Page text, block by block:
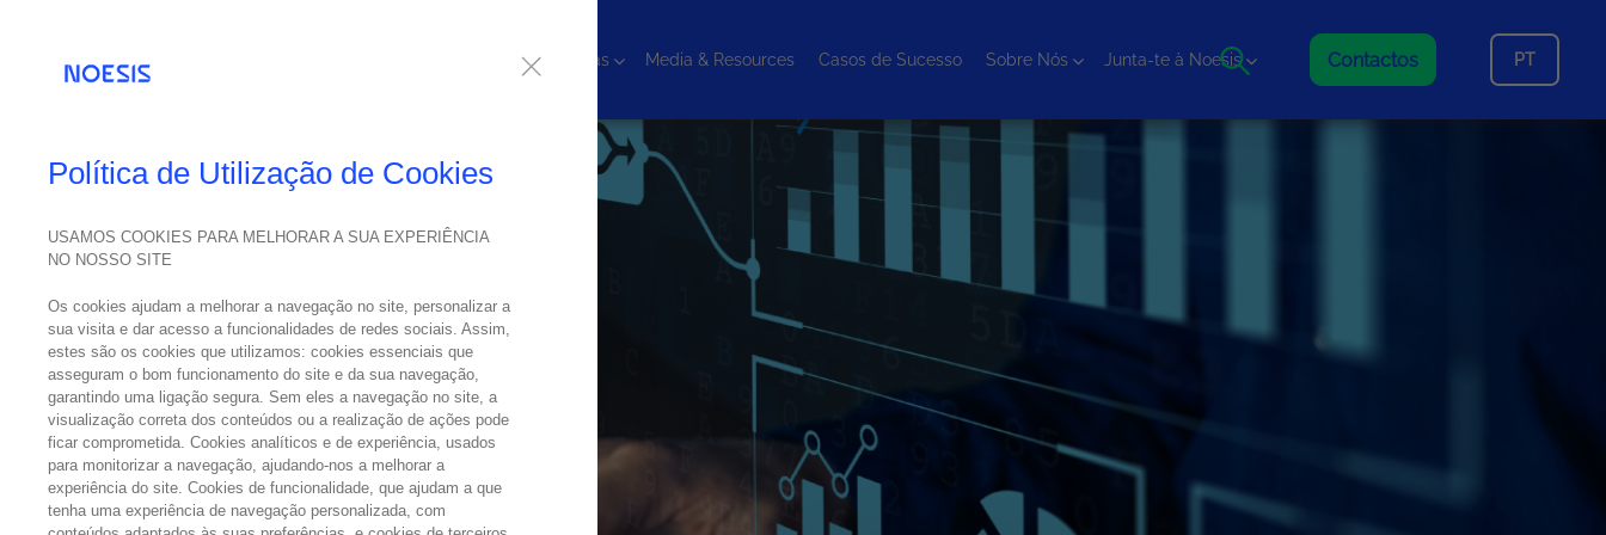
Tecnologias Media & Resources Casos de Sucesso Sobre Nós Junta-te à Noesis Contactos PT
Política de Utilização de Cookies
USAMOS COOKIES PARA MELHORAR A SUA EXPERIÊNCIA
NO NOSSO SITE
Os cookies ajudam a melhorar a navegação no site, personalizar a
sua visita e dar acesso a funcionalidades de redes sociais. Assim,
estes são os cookies que utilizamos: cookies essenciais que
asseguram o bom funcionamento do site e da sua navegação,
garantindo uma ligação segura. Sem eles a navegação no site, a
visualização correta dos conteúdos ou a realização de ações pode
ficar comprometida. Cookies analíticos e de experiência, usados
para monitorizar a navegação, ajudando-nos a melhorar a
experiência do site. Cookies de funcionalidade, que ajudam a que
tenha uma experiência de navegação personalizada, com